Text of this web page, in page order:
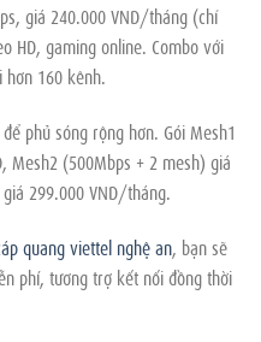
giá 240.000 VND/tháng (chỉ
HD, gaming online. Combo với
hơn 160 kênh.
phủ sóng rộng hơn. Gói Mesh1
Mesh2 (500Mbps + 2 mesh) giá
299.000 VND/tháng.
quang viettel nghệ an, bạn sẽ
phí, tương trợ kết nối đồng thời